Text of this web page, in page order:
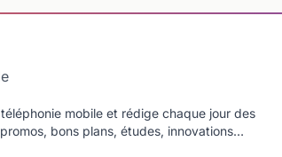
mobile et rédige chaque jour des
bons plans, études, innovations…